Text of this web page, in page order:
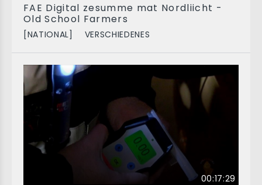
FAE Digital zesumme mat Nordliicht -
Old School Farmers
[NATIONAL] VERSCHIEDENES
00:17:29